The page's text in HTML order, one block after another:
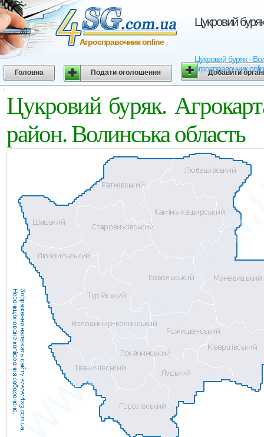
Цукровий
Цукровий буряк -
агросправочник
Агросправочник online
Головна Подати оголошення Добавити
Цукровий буряк.
район. Волинська область